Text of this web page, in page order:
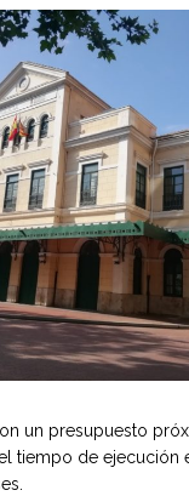
un presupuesto
tiempo de ejecución